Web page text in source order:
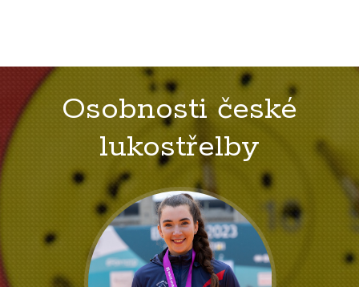
Osobnosti české
lukostřelby